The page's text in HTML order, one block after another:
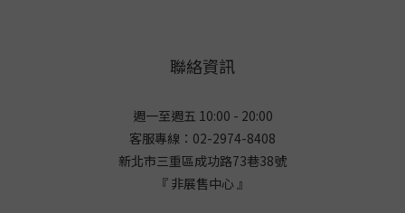
聯絡資訊
週一至週五 10:00 - 20:00
客服專線：02-2974-8408
新北市三重區成功路73巷38號
『 非展售中心 』